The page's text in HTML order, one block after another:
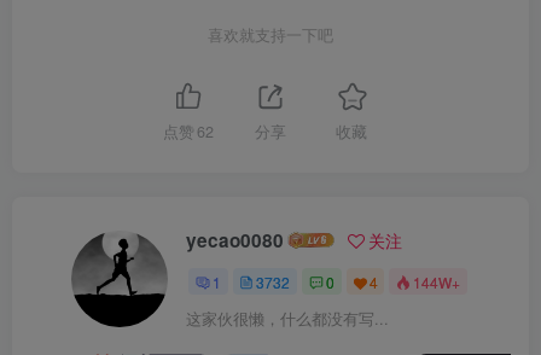
喜欢就支持一下吧
点赞 62 分享 收藏
yecao0080 关注
1 3732 0 4 144W+
这家伙很懒，什么都没有写...